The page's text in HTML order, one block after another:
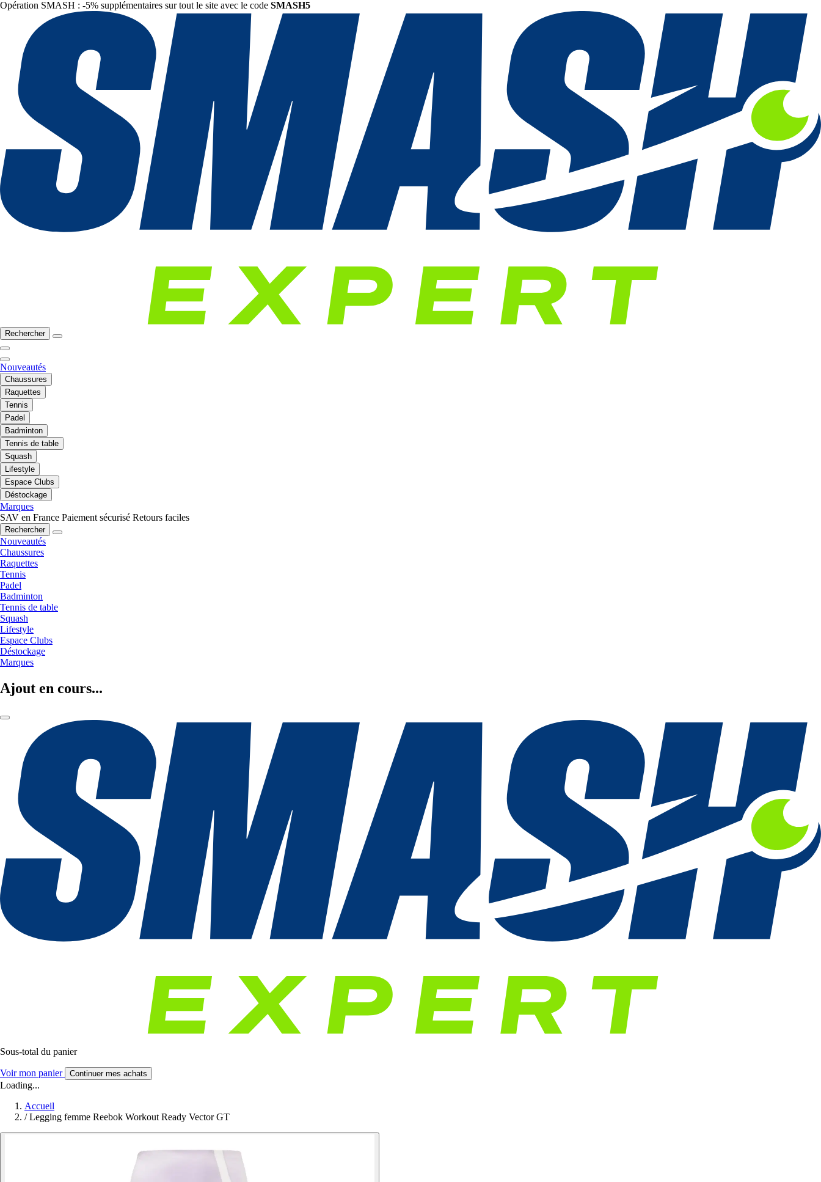
Opération SMASH : -5% supplémentaires sur tout le site avec le code SMASH5
Rechercher
Nouveautés
Chaussures
Raquettes
Tennis
Padel
Badminton
Tennis de table
Squash
Lifestyle
Espace Clubs
Déstockage
Marques
SAV en France Paiement sécurisé Retours faciles
Rechercher
Nouveautés
Chaussures
Raquettes
Tennis
Padel
Badminton
Tennis de table
Squash
Lifestyle
Espace Clubs
Déstockage
Marques
Ajout en cours...
Sous-total du panier
Voir mon panier Continuer mes achats
Loading...
Accueil
/ Legging femme Reebok Workout Ready Vector GT